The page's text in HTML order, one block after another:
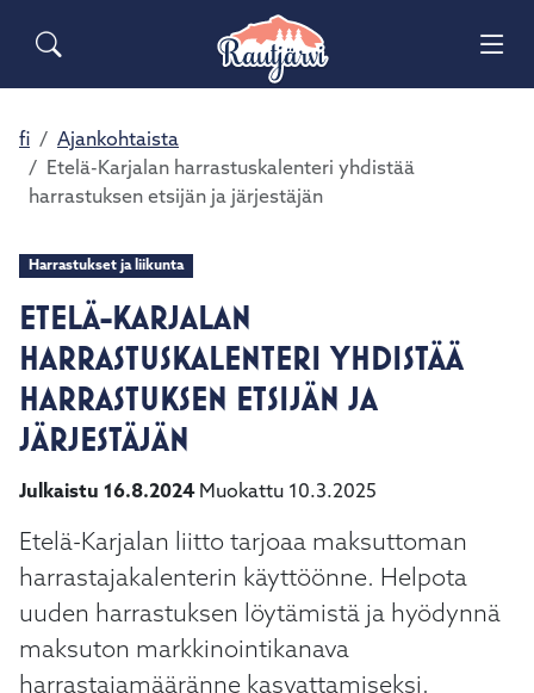
Siirry pääsisältöön Siirry päävalikkoon
Sähköiset lomakkeet
Haku
Valitse
oleva
tulos
ylös-
alasnuolilla.
valittuun
hakutulokseen
painamalla
enteriä.
Kosketuslaitteiden
voivat
kosketus-
ja
pyyhkäisyliikkeitä.
Asuminen ja ympäristö
Opetus ja kasvatus
Hyvinvointi ja terveys
Kulttuuri ja vapaa-aika
Kunta ja päätöksenteko
Elinvoima ja työ
fi
Ajankohtaista
Etelä-Karjalan harrastuskalenteri yhdistää
harrastuksen etsijän ja järjestäjän
Harrastukset ja liikunta
ETELÄ-KARJALAN
HARRASTUSKALENTERI YHDISTÄÄ
HARRASTUKSEN ETSIJÄN JA
JÄRJESTÄJÄN
Julkaistu 16.8.2024 Muokattu 10.3.2025
Etelä-Karjalan liitto tarjoaa maksuttoman
harrastajakalenterin käyttöönne. Helpota
uuden harrastuksen löytämistä ja hyödynnä
maksuton markkinointikanava
harrastajamääränne kasvattamiseksi.